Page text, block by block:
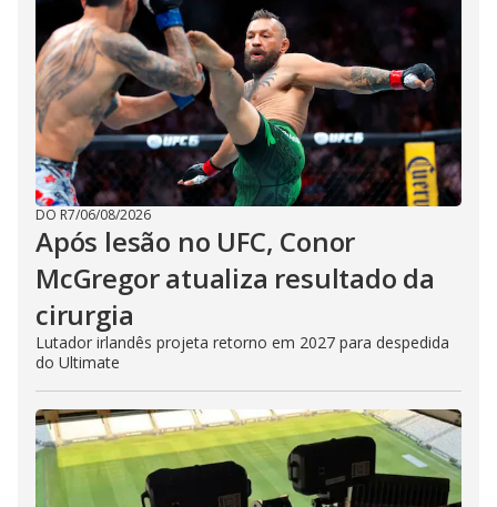
DO R7/06/08/2026
Após lesão no UFC, Conor
McGregor atualiza resultado da
cirurgia
Lutador irlandês projeta retorno em 2027 para despedida
do Ultimate